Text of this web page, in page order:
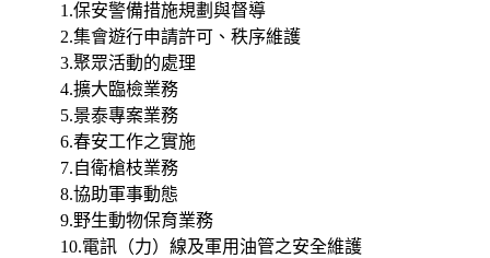
1.保安警備措施規劃與督導
2.集會遊行申請許可、秩序維護
3.聚眾活動的處理
4.擴大臨檢業務
5.景泰專案業務
6.春安工作之實施
7.自衛槍枝業務
8.協助軍事動態
9.野生動物保育業務
10.電訊（力）線及軍用油管之安全維護